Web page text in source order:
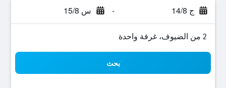
ج 14/8 - س 15/8
2 من الضيوف، غرفة واحدة
بحث